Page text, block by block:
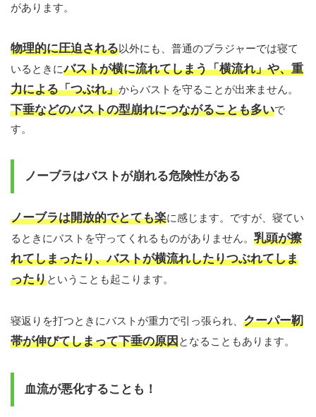
があります。
物理的に圧迫される以外にも、普通のブラジャーでは寝て
いるときにバストが横に流れてしまう「横流れ」や、重
力による「つぶれ」からバストを守ることが出来ません。
下垂などのバストの型崩れにつながることも多いで
す。
ノーブラはバストが崩れる危険性がある
ノーブラは開放的でとても楽に感じます。ですが、寝てい
るときにバストを守ってくれるものがありません。 乳頭が擦
れてしまったり、バストが横流れしたりつぶれてしま
ったりということも起こります。
寝返りを打つときにバストが重力で引っ張られ、 クーパー靭
帯が伸びてしまって下垂の原因となることもあります。
血流が悪化することも！